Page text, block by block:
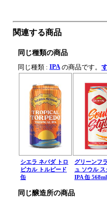
関連する商品
同じ種類の商品
同じ種類 : IPAの商品です。
シエラ ネバダ トロ
ピカル トルピード
缶
グリーンフ
ュ ソウル
IPA 缶 568ml
同じ醸造所の商品